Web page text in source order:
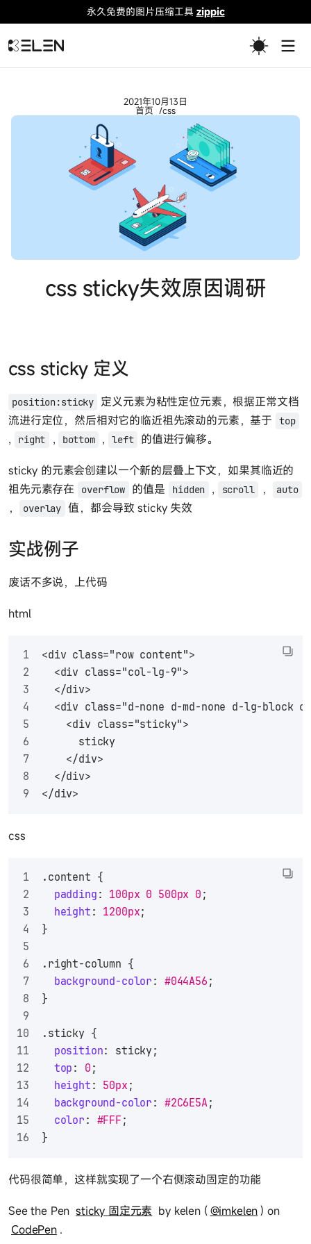
永久免费的图片压缩工具 zippic
2021年10月13日
首页 css
css sticky失效原因调研
css sticky 定义
position:sticky
定义元素为粘性定位元素，根据正常文档
流进行定位，然后相对它的临近祖先滚动的元素，基于
top
, right , bottom , left 的值进行偏移。
sticky 的元素会创建以一个新的层叠上下文，如果其临近的
祖先元素存在
overflow 的值是 hidden , scroll ， auto
， overlay 值，都会导致 sticky 失效
实战例子
废话不多说，上代码
html
<div class="row content">
<div class="col-lg-9">
</div>
<div class="d-none d-md-none d-lg-block
<div class="sticky">
sticky
</div>
</div>
</div>
css
.content {
padding : 100px 0 500px 0 ;
height : 1200px;
}
.right-column {
background-color : #044A56 ;
}
.sticky {
position: sticky;
top : 0 ;
height : 50px ;
background-color : #2C6E5A;
color : #FFF ;
}
代码很简单，这样就实现了一个右侧滚动固定的功能
See the Pen sticky 固定元素 by kelen ( @imkelen) on
CodePen .